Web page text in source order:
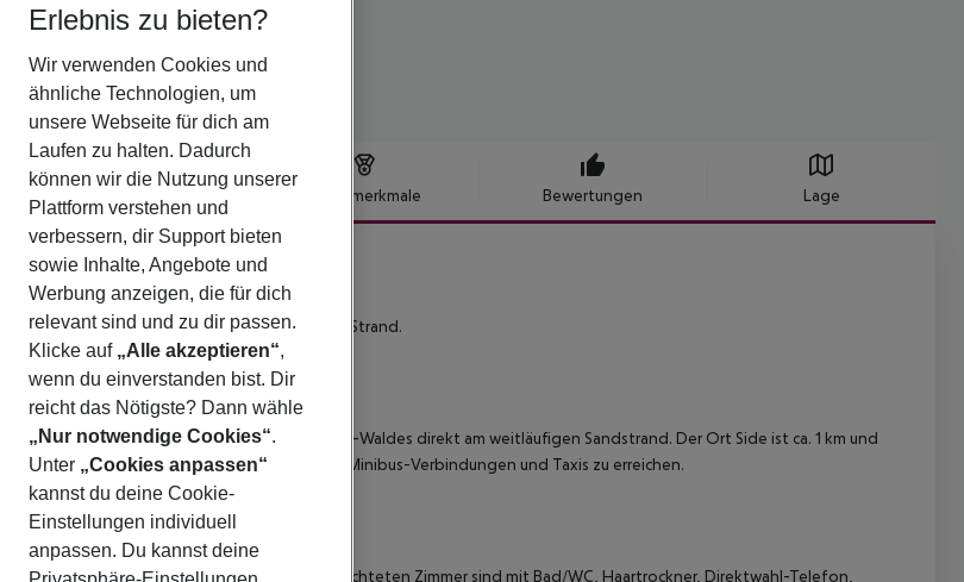
Hotelbeschreibung Hotelmerkmale Bewertungen Lage
Side
Lage beim Sorgunwald und direkt am Strand.
unmittelbarer Nähe des immergrünen Sorgun-Waldes direkt am weitläufigen Sandstrand. Der Ort Side ist ca. 1 km und
4,5 km entfernt. Beides ist mit öffentlichen Minibus-Verbindungen und Taxis zu erreichen.
Hotelteil: Die geschmackvoll und modern eingerichteten Zimmer sind mit Bad/WC, Haartrockner, Direktwahl-Telefon,
Erlebnis zu bieten?
Wir verwenden Cookies und
ähnliche Technologien, um
unsere Webseite für dich am
Laufen zu halten. Dadurch
können wir die Nutzung unserer
Plattform verstehen und
verbessern, dir Support bieten
sowie Inhalte, Angebote und
Werbung anzeigen, die für dich
relevant sind und zu dir passen.
Klicke auf „Alle akzeptieren“,
wenn du einverstanden bist. Dir
reicht das Nötigste? Dann wähle
„Nur notwendige Cookies“.
Unter „Cookies anpassen“
kannst du deine Cookie-
Einstellungen individuell
anpassen. Du kannst deine